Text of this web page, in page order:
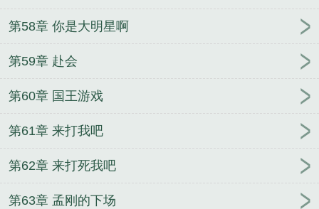
第58章 你是大明星啊
第59章 赴会
第60章 国王游戏
第61章 来打我吧
第62章 来打死我吧
第63章 孟刚的下场